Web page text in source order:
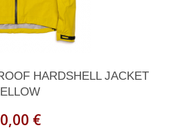
HARDSHELL JACKET
€